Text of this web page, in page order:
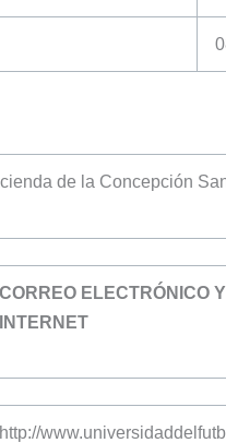
de la Concepción
CORREO ELECTRÓNICO
INTERNET
http://